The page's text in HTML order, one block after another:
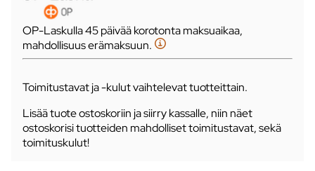
OP-Laskulla 45 päivää korotonta maksuaikaa,
mahdollisuus erämaksuun.
Toimitustavat ja -kulut vaihtelevat tuotteittain.
Lisää tuote ostoskoriin ja siirry kassalle, niin näet
ostoskorisi tuotteiden mahdolliset toimitustavat, sekä
toimituskulut!